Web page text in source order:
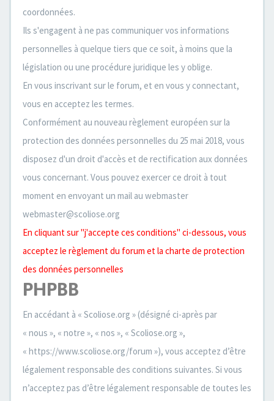
coordonnées.
Ils s'engagent à ne pas communiquer vos informations
personnelles à quelque tiers que ce soit, à moins que la
législation ou une procédure juridique les y oblige.
En vous inscrivant sur le forum, et en vous y connectant,
vous en acceptez les termes.
Conformément au nouveau règlement européen sur la
protection des données personnelles du 25 mai 2018, vous
disposez d'un droit d'accès et de rectification aux données
vous concernant. Vous pouvez exercer ce droit à tout
moment en envoyant un mail au webmaster
webmaster@scoliose.org
En cliquant sur "j'accepte ces conditions" ci-dessous, vous
acceptez le règlement du forum et la charte de protection
des données personnelles
PHPBB
En accédant à « Scoliose.org » (désigné ci-après par
« nous », « notre », « nos », « Scoliose.org »,
« https://www.scoliose.org/forum »), vous acceptez d’être
légalement responsable des conditions suivantes. Si vous
n’acceptez pas d’être légalement responsable de toutes les